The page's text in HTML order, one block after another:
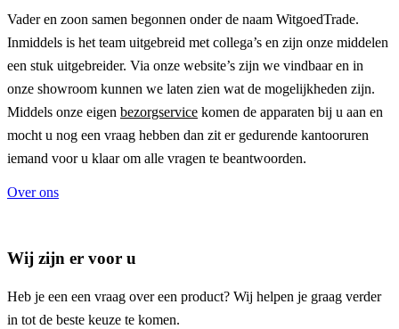
Vader en zoon samen begonnen onder de naam WitgoedTrade.
Inmiddels is het team uitgebreid met collega’s en zijn onze middelen
een stuk uitgebreider. Via onze website’s zijn we vindbaar en in
onze showroom kunnen we laten zien wat de mogelijkheden zijn.
Middels onze eigen bezorgservice komen de apparaten bij u aan en
mocht u nog een vraag hebben dan zit er gedurende kantooruren
iemand voor u klaar om alle vragen te beantwoorden.
Over ons
Wij zijn er voor u
Heb je een een vraag over een product? Wij helpen je graag verder
in tot de beste keuze te komen.